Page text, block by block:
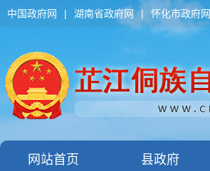
中国政府网 | 湖南省政府网 | 怀化市政府网
网站首页 县政府